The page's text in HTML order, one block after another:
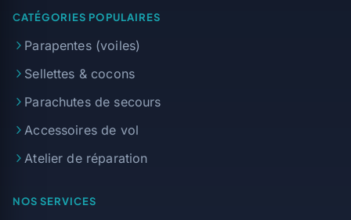
CATÉGORIES POPULAIRES
Parapentes (voiles)
Sellettes & cocons
Parachutes de secours
Accessoires de vol
Atelier de réparation
NOS SERVICES